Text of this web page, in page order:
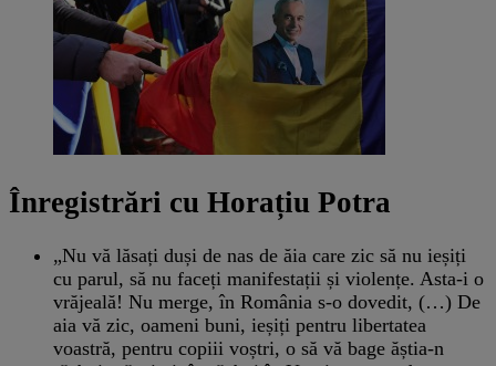
Înregistrări cu Horațiu Potra
„Nu vă lăsați duși de nas de ăia care zic să nu ieșiți
cu parul, să nu faceți manifestații și violențe. Asta-i o
vrăjeală! Nu merge, în România s-o dovedit, (…) De
aia vă zic, oameni buni, ieșiți pentru libertatea
voastră, pentru copiii voștri, o să vă bage ăștia-n